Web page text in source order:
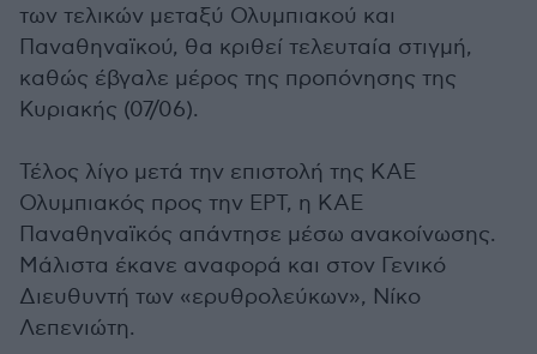
των τελικών μεταξύ Ολυμπιακού και
Παναθηναϊκού, θα κριθεί τελευταία στιγμή,
καθώς έβγαλε μέρος της προπόνησης της
Κυριακής (07/06).
Τέλος λίγο μετά την επιστολή της ΚΑΕ
Ολυμπιακός προς την ΕΡΤ, η ΚΑΕ
Παναθηναϊκός απάντησε μέσω ανακοίνωσης.
Μάλιστα έκανε αναφορά και στον Γενικό
Διευθυντή των «ερυθρολεύκων», Νίκο
Λεπενιώτη.